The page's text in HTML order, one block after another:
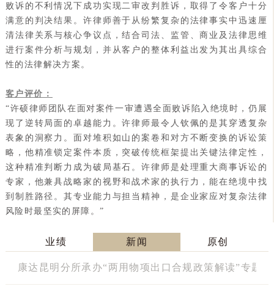
败诉的不利情况下成功实现二审改判胜诉，取得了令客户十分
满意的判决结果。许律师善于从纷繁复杂的法律事实中迅速厘
清法律关系与核心争议点，结合司法、监管、商业及法律思维
进行案件分析与规划，并从客户的整体利益出发为其出具综合
性的法律解决方案。
客户评价：
“许硕律师团队在面对案件一审遭遇全面败诉陷入绝境时，仍展
现了逆转局面的卓越能力。许律师最令人钦佩的是其穿透复杂
表象的洞察力。面对堆积如山的案卷和对方不断变换的诉讼策
略，他精准锁定案件本质，突破传统框架提出关键法律定性，
这种精准判断力成为破局基石。许律师是处理重大商事诉讼的
专家，他兼具战略家的视野和战术家的执行力，能在绝境中找
到制胜路径。其专业能力与担当精神，是企业家应对复杂法律
风险时最坚实的屏障。”
业绩 新闻 原创
康达昆明分所承办“两用物项出口合规政策解读”专题